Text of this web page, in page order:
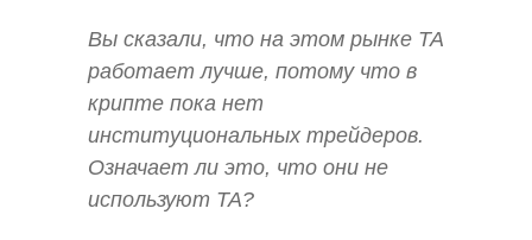
Вы сказали, что на этом рынке ТА
работает лучше, потому что в
крипте пока нет
институциональных трейдеров.
Означает ли это, что они не
используют ТА?